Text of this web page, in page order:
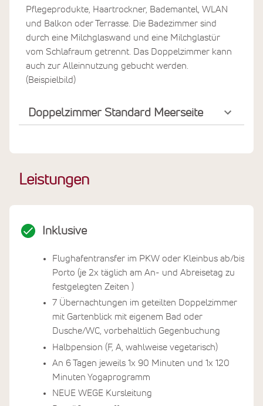
Pflegeprodukte, Haartrockner, Bademantel, WLAN
und Balkon oder Terrasse. Die Badezimmer sind
durch eine Milchglaswand und eine Milchglastür
vom Schlafraum getrennt. Das Doppelzimmer kann
auch zur Alleinnutzung gebucht werden.
(Beispielbild)
Doppelzimmer Standard Meerseite
Leistungen
Inklusive
Flughafentransfer im PKW oder Kleinbus ab/bis
Porto (je 2x täglich am An- und Abreisetag zu
festgelegten Zeiten )
7 Übernachtungen im geteilten Doppelzimmer
mit Gartenblick mit eigenem Bad oder
Dusche/WC, vorbehaltlich Gegenbuchung
Halbpension (F, A, wahlweise vegetarisch)
An 6 Tagen jeweils 1x 90 Minuten und 1x 120
Minuten Yogaprogramm
NEUE WEGE Kursleitung